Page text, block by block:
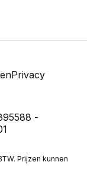
Privacy
-
Prijzen kunnen